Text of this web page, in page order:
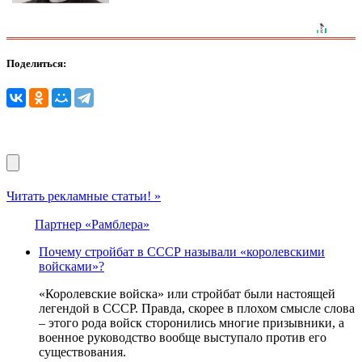
Поделиться:
Читать рекламные статьи! »
Партнер «Рамблера»
Почему стройбат в СССР называли «королевскими
войсками»?
«Королевские войска» или стройбат были настоящей
легендой в СССР. Правда, скорее в плохом смысле слова
– этого рода войск сторонились многие призывники, а
военное руководство вообще выступало против его
существования.